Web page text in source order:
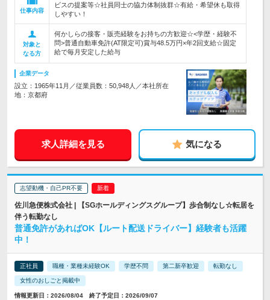
仕事内容
ビスの提案等☆社員同士の協力体制抜群☆有給・希望休も取得
しやすい！
対象と
なる方
何かしらの接客・販売経験をお持ちの方歓迎☆<学歴・経験不
問>普通自動車免許(AT限定可)賞与48.5万円×年2回支給☆固定
給で毎月安定した給与
企業データ
設立：1965年11月／従業員数：50,948人／本社所在
地：京都府
求人詳細を見る 気になる
志望動機・自己PR不要
佐川急便株式会社 | 【SGホールディングスグループ】歩合制なし☆転居を
伴う転勤なし
普通免許があればOK【ルート配送ドライバー】経験者も活躍
中！
正社員 職種・業種未経験OK 学歴不問 第二新卒歓迎 転勤なし
女性のおしごと掲載中
情報更新日：2026/08/04 終了予定日：2026/09/07